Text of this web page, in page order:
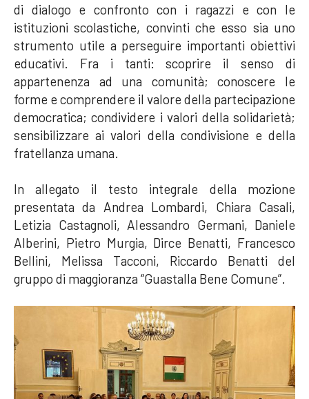
di dialogo e confronto con i ragazzi e con le
istituzioni scolastiche, convinti che esso sia uno
strumento utile a perseguire importanti obiettivi
educativi. Fra i tanti: scoprire il senso di
appartenenza ad una comunità; conoscere le
forme e comprendere il valore della partecipazione
democratica; condividere i valori della solidarietà;
sensibilizzare ai valori della condivisione e della
fratellanza umana.
In allegato il testo integrale della mozione
presentata da Andrea Lombardi, Chiara Casali,
Letizia Castagnoli, Alessandro Germani, Daniele
Alberini, Pietro Murgia, Dirce Benatti, Francesco
Bellini, Melissa Tacconi, Riccardo Benatti del
gruppo di maggioranza “Guastalla Bene Comune”.